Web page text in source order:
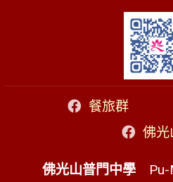
餐旅群
佛光
佛光山普門中學 Pu-